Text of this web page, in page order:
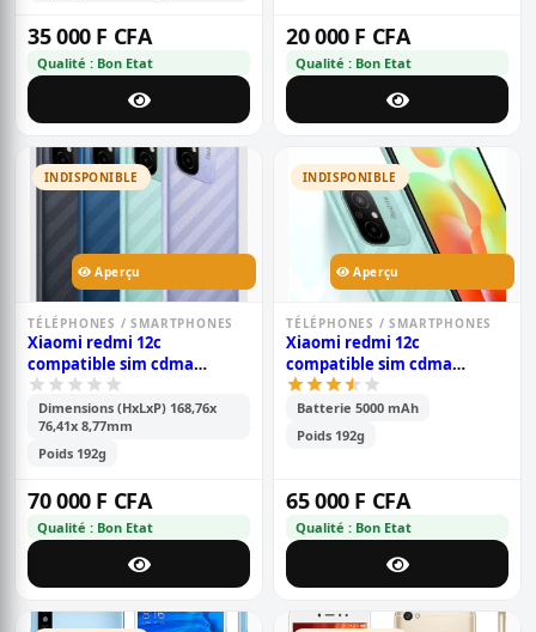
35 000 F CFA
Qualité : Bon Etat
20 000 F CFA
Qualité : Bon Etat
INDISPONIBLE
Aperçu
TÉLÉPHONES / SMARTPHONES
Xiaomi redmi 12c
compatible sim cdma
camtel - pouces- 6.71\' -
mémoire 128go /6go ram -
2sim - caméra-
50mp+0.8mp/5mp - batterie -
garantie
Dimensions (HxLxP) 168,76x
76,41x 8,77mm
Poids 192g
70 000 F CFA
Qualité : Bon Etat
INDISPONIBLE
Aperçu
TÉLÉPHONES / SMARTPHONES
Xiaomi redmi 12c
compatible sim cdma
camtel - 6.71\' - mémoire-
128go /4go ram -2sim-
caméra - 50mp+0.8mp/5mp -
batterie - 5000 mah - 6 mois
Batterie 5000 mAh
Poids 192g
65 000 F CFA
Qualité : Bon Etat